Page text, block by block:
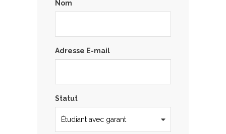
Nom
Adresse E-mail
Statut